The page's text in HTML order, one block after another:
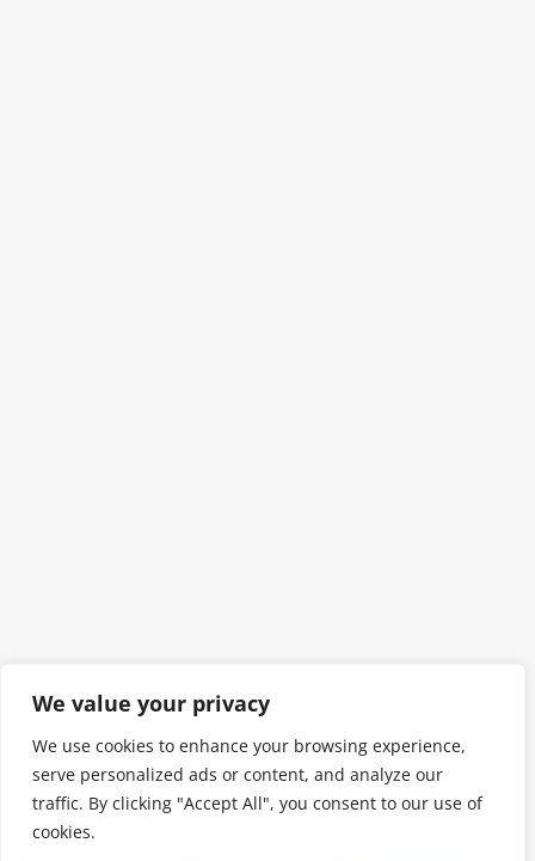
We value your privacy
We use cookies to enhance your browsing experience,
serve personalized ads or content, and analyze our
traffic. By clicking "Accept All", you consent to our use of
cookies.